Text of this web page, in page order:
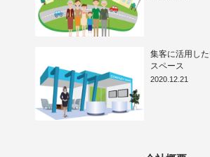
集客に活用し
スペース
2020.12.21